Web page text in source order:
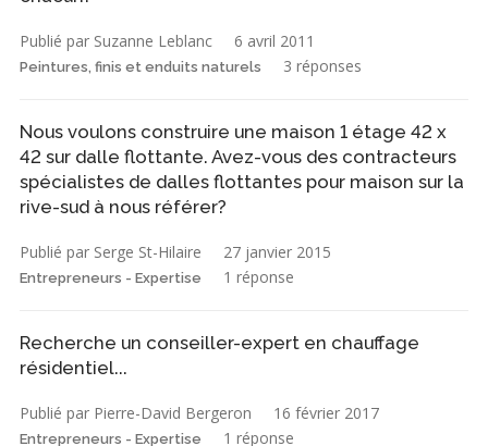
Publié par Suzanne Leblanc 6 avril 2011
Peintures, finis et enduits naturels 3 réponses
Nous voulons construire une maison 1 étage 42 x
42 sur dalle flottante. Avez-vous des contracteurs
spécialistes de dalles flottantes pour maison sur la
rive-sud à nous référer?
Publié par Serge St-Hilaire 27 janvier 2015
Entrepreneurs - Expertise 1 réponse
Recherche un conseiller-expert en chauffage
résidentiel...
Publié par Pierre-David Bergeron 16 février 2017
Entrepreneurs - Expertise 1 réponse